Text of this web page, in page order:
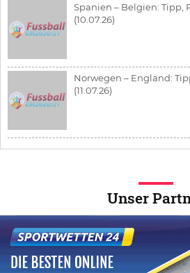
Spanien – Belgien: Tipp,
(10.07.26)
Norwegen – England:
(11.07.26)
Unser